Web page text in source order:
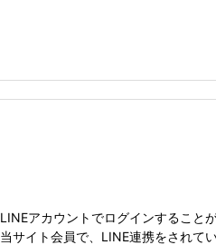
LINEアカウントでログインすることが
当サイト会員で、LINE連携をされて